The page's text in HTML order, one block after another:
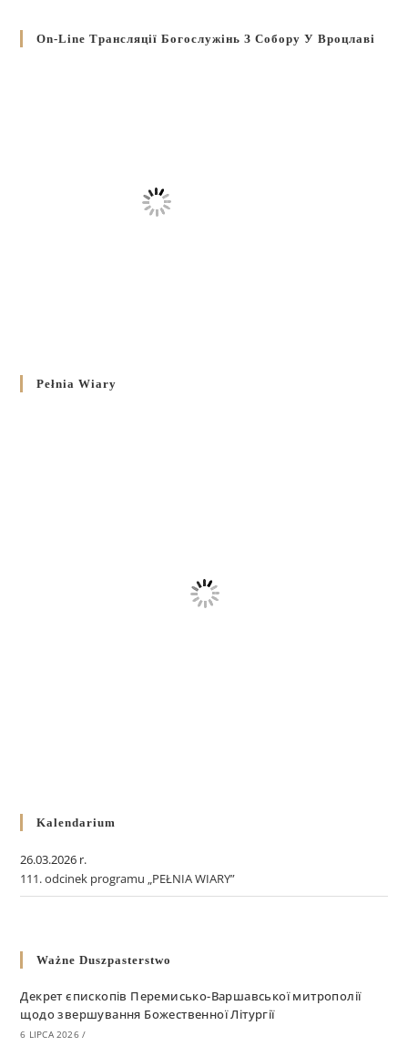
On-Line Трансляції Богослужінь З Собору У Вроцлаві
Pełnia Wiary
Kalendarium
26.03.2026 r.
111. odcinek programu „PEŁNIA WIARY”
Ważne Duszpasterstwo
Декрет єпископів Перемисько-Варшавської митрополії
щодо звершування Божественної Літургії
6 LIPCA 2026 /